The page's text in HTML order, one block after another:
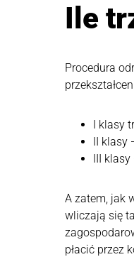
Ile
Procedura
I klasy
II klasy
III klasy
A zatem, jak
wliczają się
płacić przez